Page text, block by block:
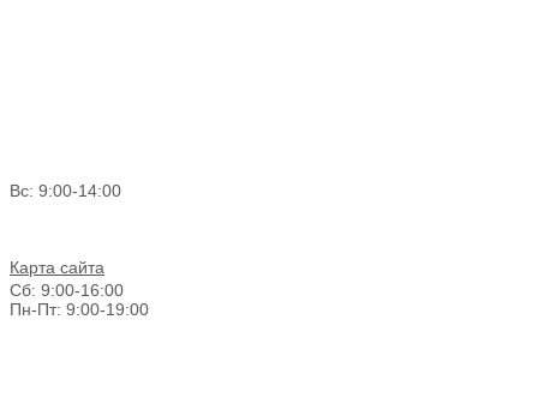
Вс: 9:00-14:00
Карта сайта
Сб: 9:00-16:00
Пн-Пт: 9:00-19:00